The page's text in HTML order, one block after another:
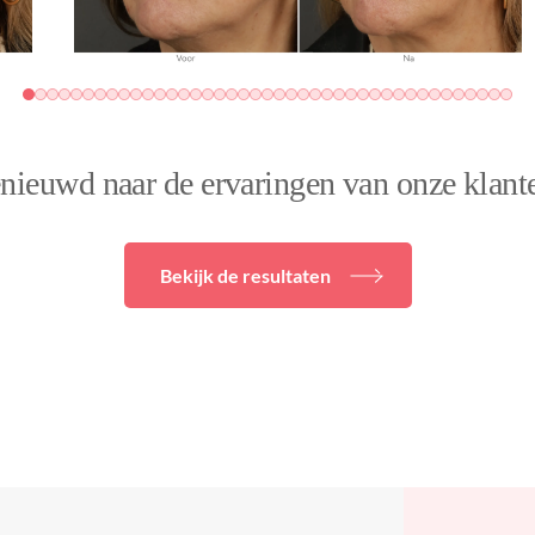
naar de ervaringen van onze
Bekijk de resultaten